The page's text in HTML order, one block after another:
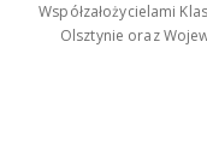
Współzałożycielami
Olsztynie oraz